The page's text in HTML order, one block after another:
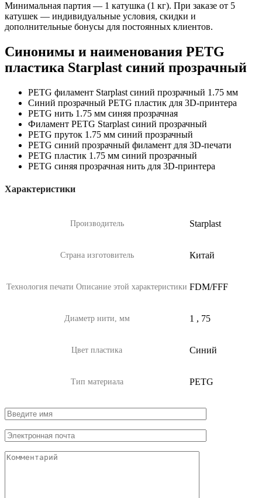
Минимальная партия — 1 катушка (1 кг). При заказе от 5
катушек — индивидуальные условия, скидки и
дополнительные бонусы для постоянных клиентов.
Синонимы и наименования PETG
пластика Starplast синий прозрачный
PETG филамент Starplast синий прозрачный 1.75 мм
Синий прозрачный PETG пластик для 3D-принтера
PETG нить 1.75 мм синяя прозрачная
Филамент PETG Starplast синий прозрачный
PETG пруток 1.75 мм синий прозрачный
PETG синий прозрачный филамент для 3D-печати
PETG пластик 1.75 мм синий прозрачный
PETG синяя прозрачная нить для 3D-принтера
Характеристики
Производитель Starplast
Страна изготовитель Китай
Технология печати Описание этой характеристики FDM/FFF
Диаметр нити, мм 1 , 75
Цвет пластика Синий
Тип материала PETG